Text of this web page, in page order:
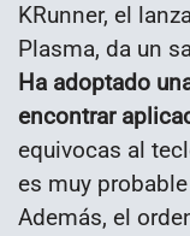
KRunner, el
Plasma, da un
Ha adoptado
encontrar
equivocas al
es muy
Además, el